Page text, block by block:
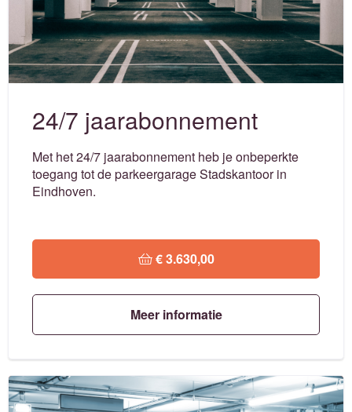
24/7 jaarabonnement
Met het 24/7 jaarabonnement heb je onbeperkte
toegang tot de parkeergarage Stadskantoor in
Eindhoven.
€ 3.630,00
Meer informatie